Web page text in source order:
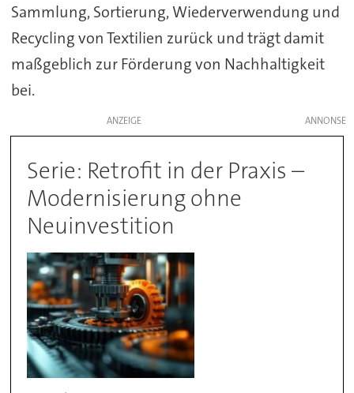
Sammlung, Sortierung, Wiederverwendung und
Recycling von Textilien zurück und trägt damit
maßgeblich zur Förderung von Nachhaltigkeit
bei.
ANZEIGE
Serie: Retrofit in der Praxis –
Modernisierung ohne
Neuinvestition